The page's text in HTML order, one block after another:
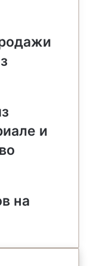
и
на